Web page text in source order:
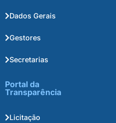
Dados Gerais
Gestores
Secretarias
Portal da
Transparência
Licitação